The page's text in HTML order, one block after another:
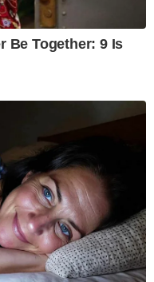
Be Together: 9 Is